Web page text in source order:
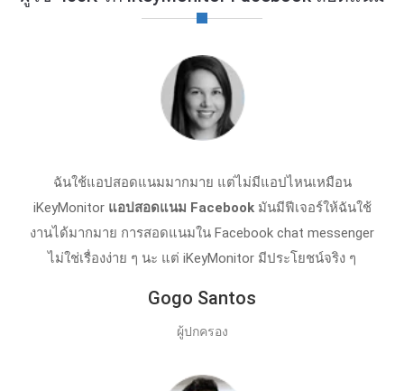
ฉันใช้แอปสอดแนมมากมาย แต่ไม่มีแอปไหนเหมือน
iKeyMonitor แอปสอดแนม Facebookมันมีฟีเจอร์ให้ฉันใช้
งานได้มากมาย การสอดแนมใน Facebook chat messenger
ไม่ใช่เรื่องง่าย ๆ นะ แต่ iKeyMonitor มีประโยชน์จริง ๆ
Gogo Santos
ผู้ปกครอง